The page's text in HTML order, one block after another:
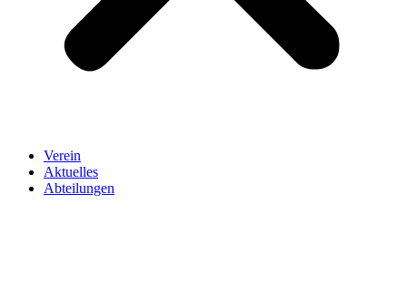
Verein
Aktuelles
Abteilungen